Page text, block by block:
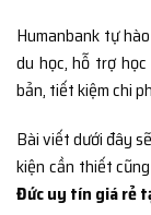
Humanbank tự
du học, hỗ trợ
bản, tiết kiệm chi
Bài viết dưới đây
kiện cần thiết
Đức uy tín giá rẻ